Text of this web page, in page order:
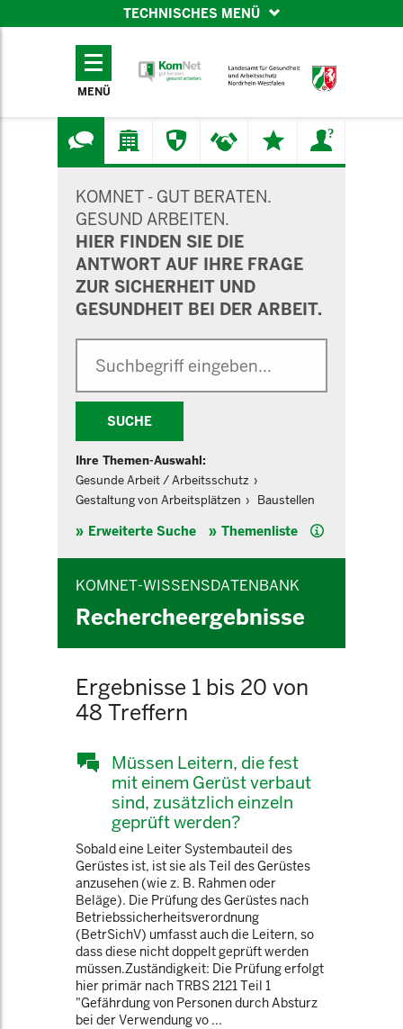
TECHNISCHES MENÜ
TECHNISCHES
MENÜ
KOMNET - GUT BERATEN.
GESUND ARBEITEN.
HIER FINDEN SIE DIE
ANTWORT AUF IHRE FRAGE
ZUR SICHERHEIT UND
GESUNDHEIT BEI DER ARBEIT.
SUCHE
Ihre Themen-Auswahl:
Gesunde Arbeit / Arbeitsschutz
Gestaltung von Arbeitsplätzen
Baustellen
Erweiterte Suche Themenliste Hilfe
KOMNET-WISSENSDATENBANK
Rechercheergebnisse
Ergebnisse 1 bis 20 von
48 Treffern
Müssen Leitern, die fest
mit einem Gerüst verbaut
sind, zusätzlich einzeln
geprüft werden?
Sobald eine Leiter Systembauteil des
Gerüstes ist, ist sie als Teil des Gerüstes
anzusehen (wie z. B. Rahmen oder
Beläge). Die Prüfung des Gerüstes nach
Betriebssicherheitsverordnung
(BetrSichV) umfasst auch die Leitern, so
dass diese nicht doppelt geprüft werden
müssen.Zuständigkeit: Die Prüfung erfolgt
hier primär nach TRBS 2121 Teil 1
"Gefährdung von Personen durch Absturz
bei der Verwendung vo ...